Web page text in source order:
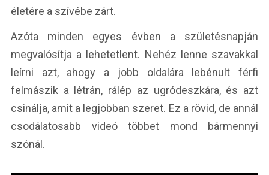
életére a szívébe zárt.
Azóta minden egyes évben a születésnapján
megvalósítja a lehetetlent. Nehéz lenne szavakkal
leírni azt, ahogy a jobb oldalára lebénult férfi
felmászik a létrán, rálép az ugródeszkára, és azt
csinálja, amit a legjobban szeret. Ez a rövid, de annál
csodálatosabb videó többet mond bármennyi
szónál.